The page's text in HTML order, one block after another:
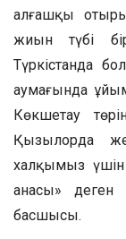
алғашқы
жиын түбі
Түркістанда
аумағында
Көкшетау
Қызылорда
халқымыз
анасы»
басшысы.